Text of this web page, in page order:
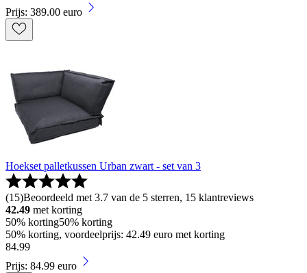
Prijs: 389.00 euro
Hoekset palletkussen Urban zwart - set van 3
(15)Beoordeeld met 3.7 van de 5 sterren, 15 klantreviews
42.49 met korting
50% korting50% korting
50% korting, voordeelprijs: 42.49 euro met korting
84.99
Prijs: 84.99 euro